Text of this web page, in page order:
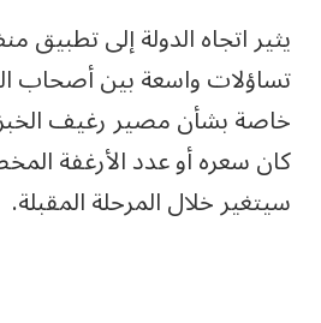
يثير اتجاه الدولة إلى تطبيق
تساؤلات واسعة بين أصحاب
خاصة بشأن مصير رغيف الخبز
كان سعره أو عدد الأرغفة
سيتغير خلال المرحلة المقبلة.